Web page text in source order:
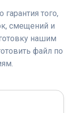
того,
смещений и
нашим
файл по